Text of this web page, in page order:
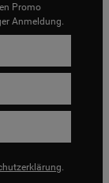
Promo
Anmeldung.
.